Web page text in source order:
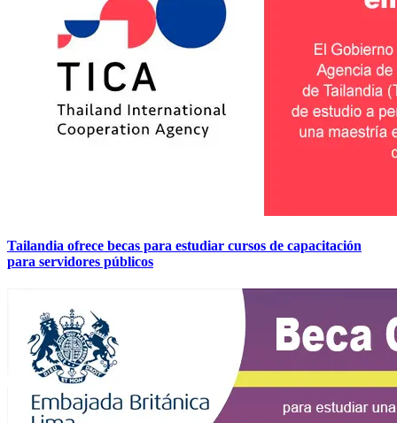
Tailandia ofrece becas para estudiar cursos de capacitación
para servidores públicos